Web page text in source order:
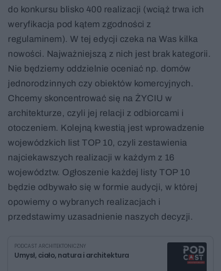
do konkursu blisko 400 realizacji (wciąż trwa ich
weryfikacja pod kątem zgodności z
regulaminem). W tej edycji czeka na Was kilka
nowości. Najważniejszą z nich jest brak kategorii.
Nie będziemy oddzielnie oceniać np. domów
jednorodzinnych czy obiektów komercyjnych.
Chcemy skoncentrować się na ŻYCIU w
architekturze, czyli jej relacji z odbiorcami i
otoczeniem. Kolejną kwestią jest wprowadzenie
wojewódzkich list TOP 10, czyli zestawienia
najciekawszych realizacji w każdym z 16
województw. Ogłoszenie każdej listy TOP 10
będzie odbywało się w formie audycji, w której
opowiemy o wybranych realizacjach i
przedstawimy uzasadnienie naszych decyzji.
PODCAST ARCHITEKTONICZNY
Umysł, ciało, natura i architektura